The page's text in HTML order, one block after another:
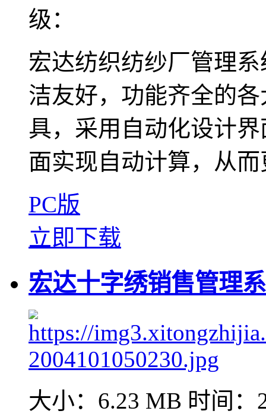
级：
宏达纺织纺纱厂管理
洁友好，功能齐全的
具，采用自动化设计
面实现自动计算，从
PC版
立即下载
宏达十字绣销售管理
大小：6.23 MB 时间：